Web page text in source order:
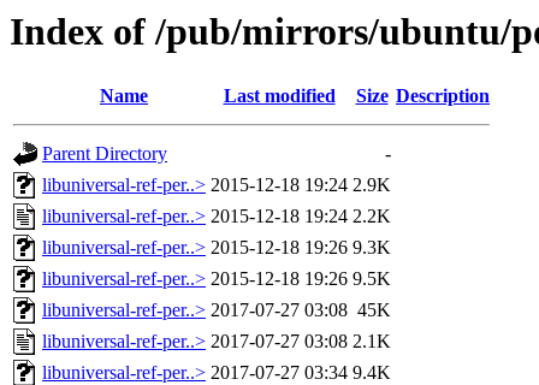
Index of /pub/mirrors/ubuntu/
Name Last modified Size Description
Parent Directory
-
libuniversal-ref-per..> 2015-12-18 19:24 2.9K
libuniversal-ref-per..> 2015-12-18 19:24 2.2K
libuniversal-ref-per..> 2015-12-18 19:26 9.3K
libuniversal-ref-per..> 2015-12-18 19:26 9.5K
libuniversal-ref-per..> 2017-07-27 03:08 45K
libuniversal-ref-per..> 2017-07-27 03:08 2.1K
libuniversal-ref-per..> 2017-07-27 03:34 9.4K